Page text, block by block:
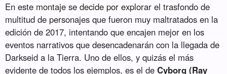
En este montaje se decide por explorar el trasfondo de
multitud de personajes que fueron muy maltratados en la
edición de 2017, intentando que encajen mejor en los
eventos narrativos que desencadenarán con la llegada de
Darkseid a la Tierra. Uno de ellos, y quizás el más
evidente de todos los ejemplos, es el deCyborg (Ray